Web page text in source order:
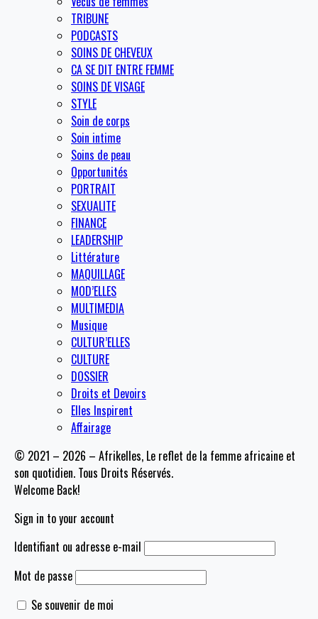
TRIBUNE
PODCASTS
SOINS DE CHEVEUX
CA SE DIT ENTRE FEMME
SOINS DE VISAGE
STYLE
Soin de corps
Soin intime
Soins de peau
Opportunités
PORTRAIT
SEXUALITE
FINANCE
LEADERSHIP
Littérature
MAQUILLAGE
MOD’ELLES
MULTIMEDIA
Musique
CULTUR’ELLES
CULTURE
DOSSIER
Droits et Devoirs
Elles Inspirent
Affairage
© 2021 – 2026 – Afrikelles, Le reflet de la femme africaine et
son quotidien. Tous Droits Réservés.
Welcome Back!
Sign in to your account
Identifiant ou adresse e-mail
Mot de passe
Se souvenir de moi